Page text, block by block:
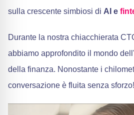
sulla crescente simbiosi di AI e
Durante la nostra chiacchierata
abbiamo approfondito il mondo
della finanza. Nonostante i
conversazione è fluita senza sforzo!